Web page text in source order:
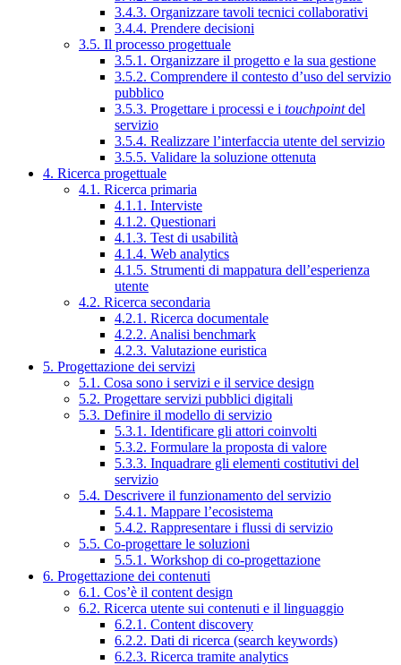
3.4.3. Organizzare tavoli tecnici collaborativi
3.4.4. Prendere decisioni
3.5. Il processo progettuale
3.5.1. Organizzare il progetto e la sua gestione
3.5.2. Comprendere il contesto d’uso del servizio
pubblico
3.5.3. Progettare i processi e i touchpointdel
servizio
3.5.4. Realizzare l’interfaccia utente del servizio
3.5.5. Validare la soluzione ottenuta
4. Ricerca progettuale
4.1. Ricerca primaria
4.1.1. Interviste
4.1.2. Questionari
4.1.3. Test di usabilità
4.1.4. Web analytics
4.1.5. Strumenti di mappatura dell’esperienza
utente
4.2. Ricerca secondaria
4.2.1. Ricerca documentale
4.2.2. Analisi benchmark
4.2.3. Valutazione euristica
5. Progettazione dei servizi
5.1. Cosa sono i servizi e il service design
5.2. Progettare servizi pubblici digitali
5.3. Definire il modello di servizio
5.3.1. Identificare gli attori coinvolti
5.3.2. Formulare la proposta di valore
5.3.3. Inquadrare gli elementi costitutivi del
servizio
5.4. Descrivere il funzionamento del servizio
5.4.1. Mappare l’ecosistema
5.4.2. Rappresentare i flussi di servizio
5.5. Co-progettare le soluzioni
5.5.1. Workshop di co-progettazione
6. Progettazione dei contenuti
6.1. Cos’è il content design
6.2. Ricerca utente sui contenuti e il linguaggio
6.2.1. Content discovery
6.2.2. Dati di ricerca (search keywords)
6.2.3. Ricerca tramite analytics